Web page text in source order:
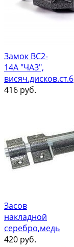
Замок ВС2-
14А "ЧАЗ",
висяч.дисков.ст.6
416 руб.
Засов
накладной
серебро,медь
420 руб.